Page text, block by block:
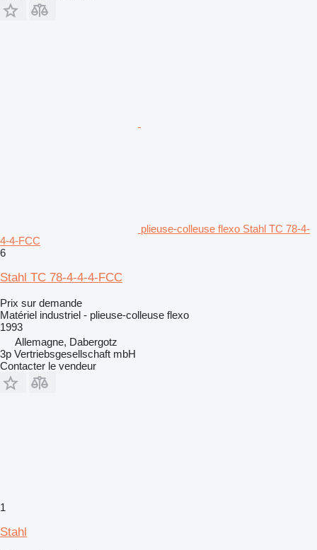
plieuse-colleuse flexo Stahl TC 78-4-
4-4-FCC
6
Stahl TC 78-4-4-4-FCC
Prix sur demande
Matériel industriel - plieuse-colleuse flexo
1993
Allemagne, Dabergotz
3p Vertriebsgesellschaft mbH
Contacter le vendeur
1
Stahl